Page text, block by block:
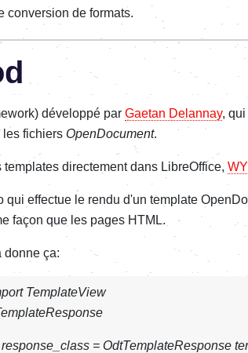
conversion de formats.
développé par Gaetan Delannay, qui
les fichiers OpenDocument.
directement dans LibreOffice,
effectue le rendu d'un template
façon que les pages HTML.
donne ça:
TemplateView
= OdtTemplateResponse